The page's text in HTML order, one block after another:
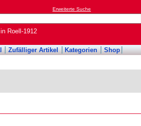
Erweiterte Suche
Roell-1912
Zufälliger Artikel Kategorien Shop